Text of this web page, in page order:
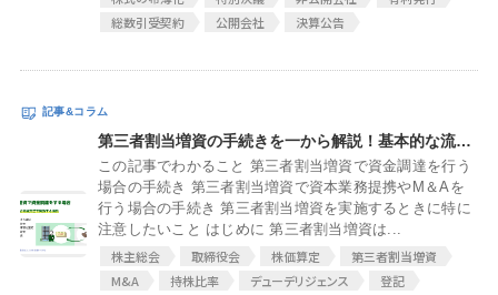
総数引受契約
公開会社 決算公告
第三者割当増資の手続きを一から解説！基本的な流れを身につけよう
この記事でわかること 第三者割当増資で資金調達を行う
場合の手続き 第三者割当増資で資本業務提携やM＆Aを
行う場合の手続き 第三者割当増資を実施するときに特に
注意したいこと はじめに 第三者割当増資は...
株主総会 取締役会 株価算定
第三者割当増資
M&A
持株比率 デューデリジェンス
登記